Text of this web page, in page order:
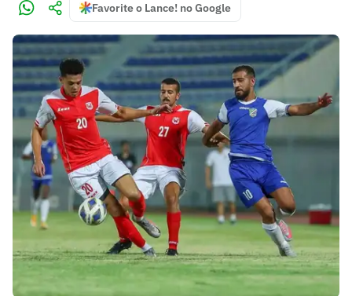
Favorite o Lance! no Google